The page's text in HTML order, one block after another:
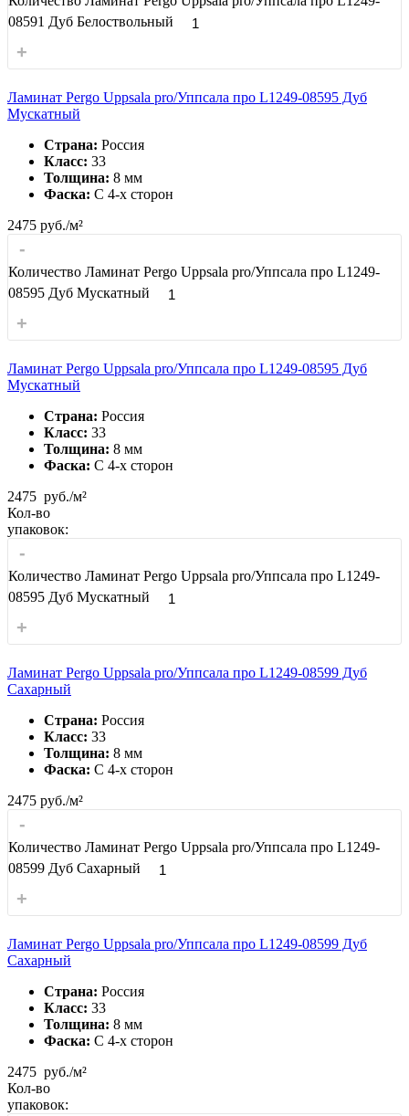
08591 Дуб Белоствольный
+
Ламинат Pergo Uppsala pro/Уппсала про L1249-08595 Дуб
Мускатный
Страна: Россия
Класс: 33
Толщина: 8 мм
Фаска: С 4-x сторон
2475 руб./м²
-
Количество Ламинат Pergo Uppsala pro/Уппсала про L1249-
08595 Дуб Мускатный
+
Ламинат Pergo Uppsala pro/Уппсала про L1249-08595 Дуб
Мускатный
Страна: Россия
Класс: 33
Толщина: 8 мм
Фаска: С 4-x сторон
2475 руб./м²
Кол-во
упаковок:
-
Количество Ламинат Pergo Uppsala pro/Уппсала про L1249-
08595 Дуб Мускатный
+
Ламинат Pergo Uppsala pro/Уппсала про L1249-08599 Дуб
Сахарный
Страна: Россия
Класс: 33
Толщина: 8 мм
Фаска: С 4-x сторон
2475 руб./м²
-
Количество Ламинат Pergo Uppsala pro/Уппсала про L1249-
08599 Дуб Сахарный
+
Ламинат Pergo Uppsala pro/Уппсала про L1249-08599 Дуб
Сахарный
Страна: Россия
Класс: 33
Толщина: 8 мм
Фаска: С 4-x сторон
2475 руб./м²
Кол-во
упаковок: